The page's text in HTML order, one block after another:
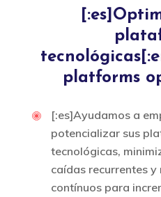
platforms
[:es]Ayudamos a
potencializar sus
tecnológicas,
caídas recurrentes
contínuos para